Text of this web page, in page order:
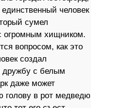
человек
сумел
огромным хищником.
вопросом, как это
создал
дружбу с белым
даже может
голову в рот медведю